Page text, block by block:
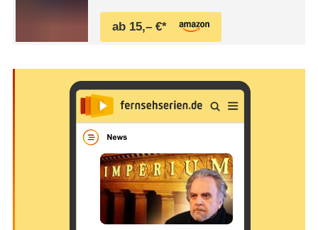
Schutzumschlag guter Zustand -
Erscheinungsjahr: 2008 - Buch mit
164 0.0
ab 15,– €*